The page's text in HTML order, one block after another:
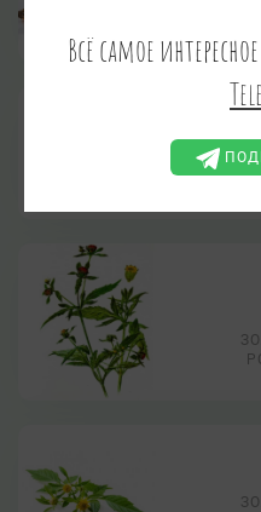
Всё самое